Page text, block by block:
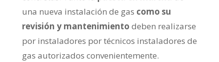
una nueva instalación de gas como su
revisión y mantenimiento deben realizarse
por instaladores por técnicos instaladores de
gas autorizados convenientemente.